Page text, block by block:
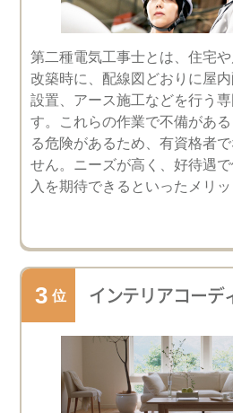
第二種電気工事士とは、住宅
改築時に、配線図どおりに屋
設置、アース施工などを行う
す。これらの作業で不備があ
る危険があるため、有資格者
せん。ニーズが高く、好待遇
入を期待できるといったメリ
インテリアコーデ